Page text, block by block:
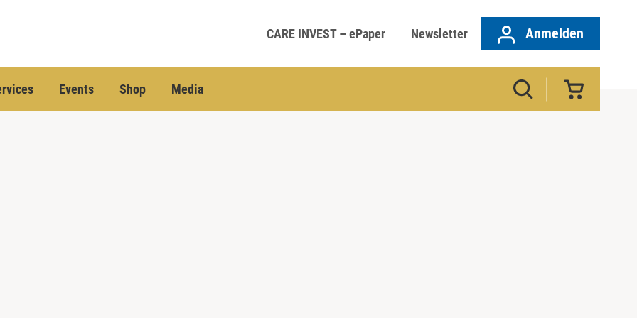
CARE INVEST – ePaper Newsletter Anmelden
Events Shop Media